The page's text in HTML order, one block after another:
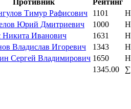
Тимур Рафисович 1101
Юрий Дмитриевич 1000
Никита Иванович 1631
Владислав Игоревич 1343
Сергей Владимирович 1650
1345.00 ∑